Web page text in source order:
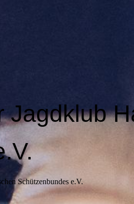
Jagdklub
Schützenbundes e.V.